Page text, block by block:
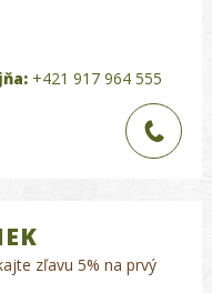
+421 917 964 555
zľavu 5% na prvý